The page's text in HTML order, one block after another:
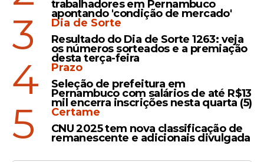
Conhecido como um dos torcedores mais
populares do Sport Club do Recife, ele
comunicou a decisão por meio das redes
sociais, onde reúne mais de 630 mil
seguidores.
trabalhadores em Pernambuco
apontando 'condição de mercado'
3
Dia de Sorte
Resultado do Dia de Sorte 1263: veja
os números sorteados e a premiação
desta terça-feira
4
Prazo
Seleção de prefeitura em
Pernambuco com salários de até R$13
mil encerra inscrições nesta quarta (5)
5
Certame
CNU 2025 tem nova classificação de
remanescente e adicionais divulgada